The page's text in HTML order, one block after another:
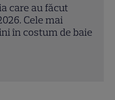
57 de ani.
cele mai iubite
alături de Felix